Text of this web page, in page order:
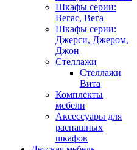
Шкафы серии:
Вегас, Вега
Шкафы серии:
Джерси, Джером,
Джон
Стеллажи
Стеллажи
Вита
Комплекты
мебели
Аксессуары для
распашных
шкафов